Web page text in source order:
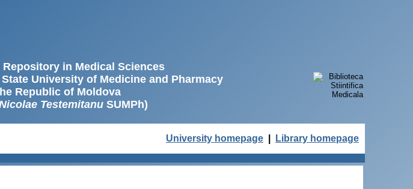
in Medical Sciences
University of Medicine and Pharmacy
Republic of Moldova
TestemitanuSUMPh)
University homepage Library homepage